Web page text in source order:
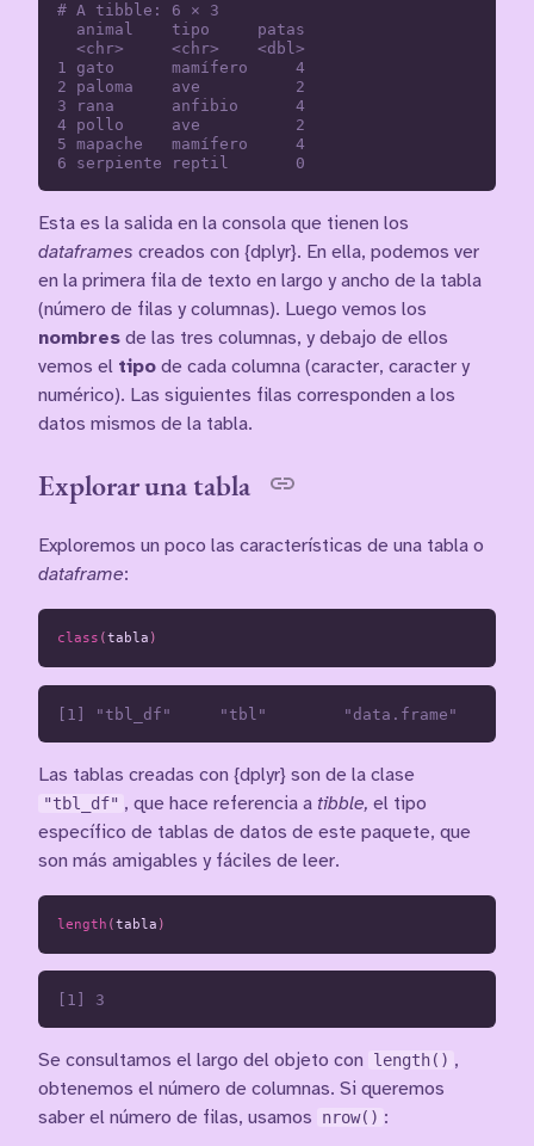
# A tibble: 6 × 3
  animal    tipo     patas
  <chr>     <chr>    <dbl>
1 gato      mamífero     4
2 paloma    ave          2
3 rana      anfibio      4
4 pollo     ave          2
5 mapache   mamífero     4
Esta es la salida en la consola que tienen los
dataframes creados con {dplyr}. En ella, podemos ver
en la primera fila de texto en largo y ancho de la tabla
(número de filas y columnas). Luego vemos los
nombres de las tres columnas, y debajo de ellos
vemos el tipo de cada columna (caracter, caracter y
numérico). Las siguientes filas corresponden a los
datos mismos de la tabla.
Explorar una tabla
Exploremos un poco las características de una tabla o
dataframe:
class (tabla )
Las tablas creadas con {dplyr} son de la clase
"tbl_df" , que hace referencia a tibble, el tipo
específico de tablas de datos de este paquete, que
son más amigables y fáciles de leer.
length (tabla )
Se consultamos el largo del objeto con length() ,
obtenemos el número de columnas. Si queremos
saber el número de filas, usamos
nrow() :